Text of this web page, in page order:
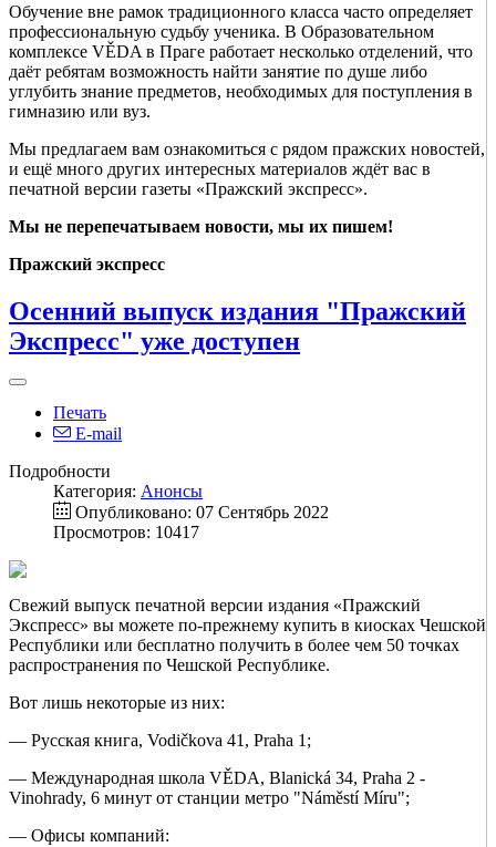
Обучение вне рамок традиционного класса часто определяет
профессиональную судьбу ученика. В Образовательном
комплексе VĚDA в Праге работает несколько отделений, что
даёт ребятам возможность найти занятие по душе либо
углубить знание предметов, необходимых для поступления в
гимназию или вуз.
Мы предлагаем вам ознакомиться с рядом пражских новостей,
и ещё много других интересных материалов ждёт вас в
печатной версии газеты «Пражский экспресс».
Мы не перепечатываем новости, мы их пишем!
Пражский экспресс
Осенний выпуск издания "Пражский
Экспресс" уже доступен
Печать
E-mail
Подробности
Категория: Анонсы
Опубликовано: 07 Сентябрь 2022
Просмотров: 10417
Свежий выпуск печатной версии издания «Пражский
Экспресс» вы можете по-прежнему купить в киосках Чешской
Республики или бесплатно получить в более чем 50 точках
распространения по Чешской Республике.
Вот лишь некоторые из них:
— Русская книга, Vodičkova 41, Praha 1;
— Международная школа VĚDA, Blanická 34, Praha 2 -
Vinohrady, 6 минут от станции метро "Náměstí Míru";
— Офисы компаний: